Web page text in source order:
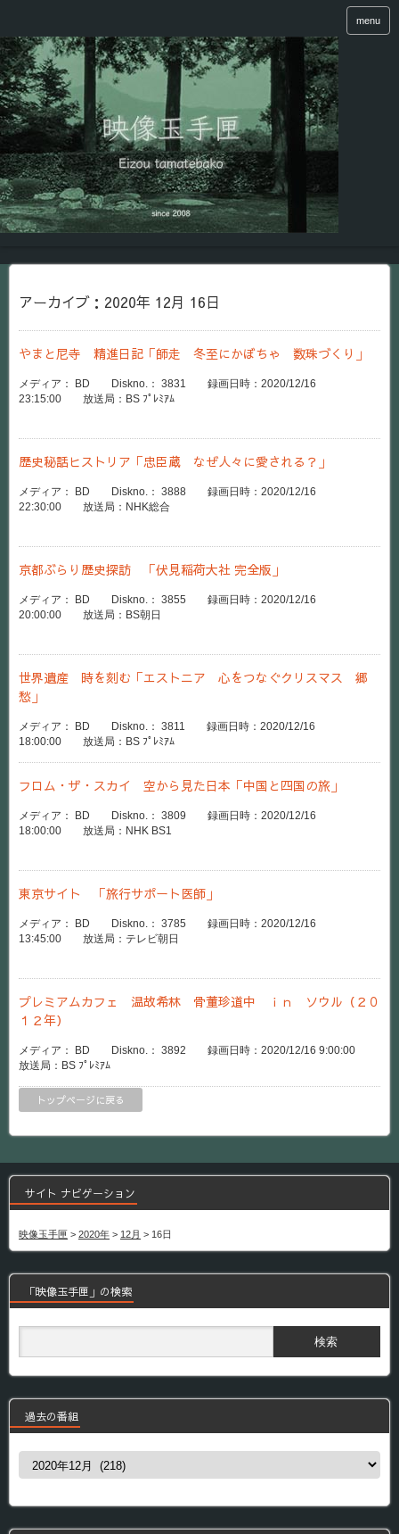
menu
アーカイブ：2020年 12月 16日
やまと尼寺 精進日記「師走 冬至にかぼちゃ 数珠づくり」
メディア： BD Diskno.： 3831 録画日時：2020/12/16
23:15:00 放送局：BS ﾌﾟﾚﾐｱﾑ
歴史秘話ヒストリア「忠臣蔵 なぜ人々に愛される？」
メディア： BD Diskno.： 3888 録画日時：2020/12/16
22:30:00 放送局：NHK総合
京都ぶらり歴史探訪 「伏見稲荷大社 完全版」
メディア： BD Diskno.： 3855 録画日時：2020/12/16
20:00:00 放送局：BS朝日
世界遺産 時を刻む「エストニア 心をつなぐクリスマス 郷
愁」
メディア： BD Diskno.： 3811 録画日時：2020/12/16
18:00:00 放送局：BS ﾌﾟﾚﾐｱﾑ
フロム・ザ・スカイ 空から見た日本「中国と四国の旅」
メディア： BD Diskno.： 3809 録画日時：2020/12/16
18:00:00 放送局：NHK BS1
東京サイト 「旅行サポート医師」
メディア： BD Diskno.： 3785 録画日時：2020/12/16
13:45:00 放送局：テレビ朝日
プレミアムカフェ 温故希林 骨董珍道中 ｉｎ ソウル（２０
１２年）
メディア： BD Diskno.： 3892 録画日時：2020/12/16 9:00:00
放送局：BS ﾌﾟﾚﾐｱﾑ
トップページに戻る
サイト ナビゲーション
映像玉手匣 > 2020年 > 12月 > 16日
「映像玉手匣」の検索
過去の番組
過
組